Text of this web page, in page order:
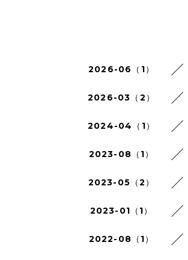
2026-06（1）
2026-03（2）
2024-04（1）
2023-08（1）
2023-05（2）
2023-01（1）
2022-08（1）